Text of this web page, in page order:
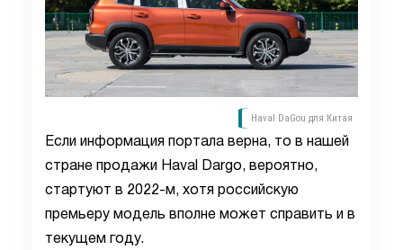
Haval DaGou для Китая
Если информация портала верна, то в нашей
стране продажи Haval Dargo, вероятно,
стартуют в 2022-м, хотя российскую
премьеру модель вполне может справить и в
текущем году.